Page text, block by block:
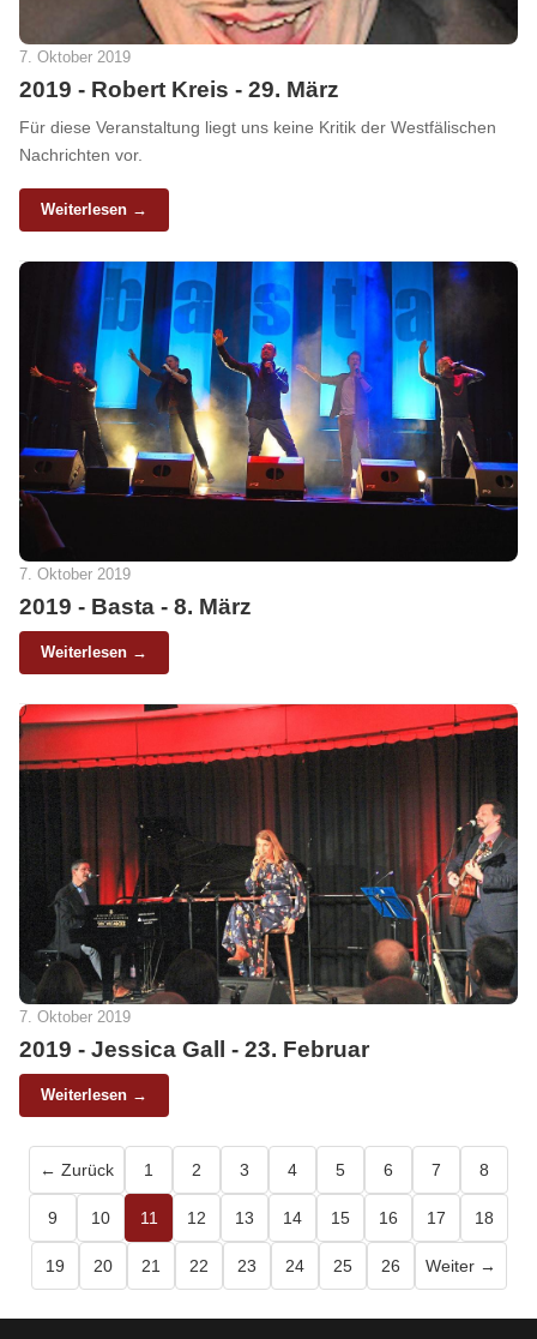
7. Oktober 2019
2019 - Robert Kreis - 29. März
Für diese Veranstaltung liegt uns keine Kritik der Westfälischen
Nachrichten vor.
Weiterlesen →
7. Oktober 2019
2019 - Basta - 8. März
Weiterlesen →
7. Oktober 2019
2019 - Jessica Gall - 23. Februar
Weiterlesen →
← Zurück 1 2 3 4 5 6 7 8
9 10 11 12 13 14 15 16 17 18
19 20 21 22 23 24 25 26 Weiter →